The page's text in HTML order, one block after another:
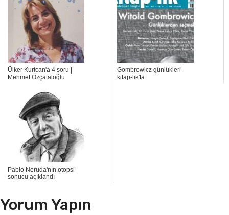
Ülker Kurtcan'a 4 soru |
Mehmet Özçataloğlu
Gombrowicz günlükleri
kitap-lık'ta
Pablo Neruda'nın otopsi
sonucu açıklandı
Yorum Yapın